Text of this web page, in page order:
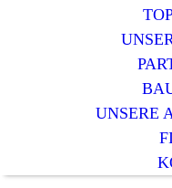
UNSERE